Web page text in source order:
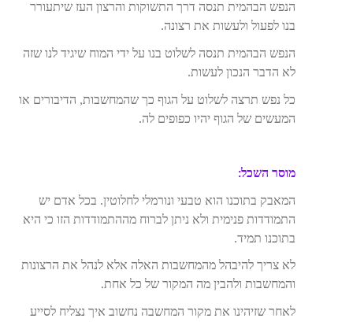
הנפש הבהמית תנסה דרך התשוקות והרצון העז שיתעורר
בנו לפעול ולעשות את רצונה.
הנפש הבהמית תנסה לשלוט בנו על ידי המוח שיגיד לנו שזה
לא הדבר הנכון לעשות.
כל נפש תרצה לשלוט על הגוף כך שהמחשבות, הדיבורים או
המעשים של הגוף יהיו כפופים לה.
מוסר השכל:
המאבק בתוכנו הוא טבעי ונורמלי לחלוטין. בכל אדם יש
התמודדות פנימית ולא ניתן לברוח מההתמודדות הזו כי היא
בתוכנו תמיד.
לא צריך להיבהל מהמחשבות האלה אלא לנהל את הרצונות
והמחשבות ולהבין מה המקור של כל אחת.
לאחר שזיהינו את מקור המחשבה נחשוב איך נצליח לסייע